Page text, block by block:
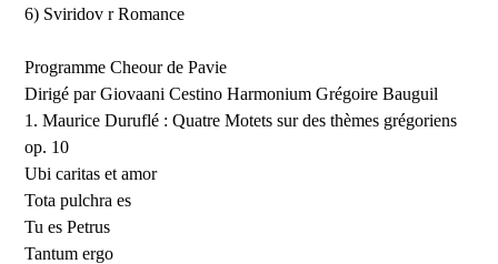
6) Sviridov r Romance
Programme Cheour de Pavie
Dirigé par Giovaani Cestino Harmonium Grégoire Bauguil
1. Maurice Duruflé : Quatre Motets sur des thèmes grégoriens
op. 10
Ubi caritas et amor
Tota pulchra es
Tu es Petrus
Tantum ergo